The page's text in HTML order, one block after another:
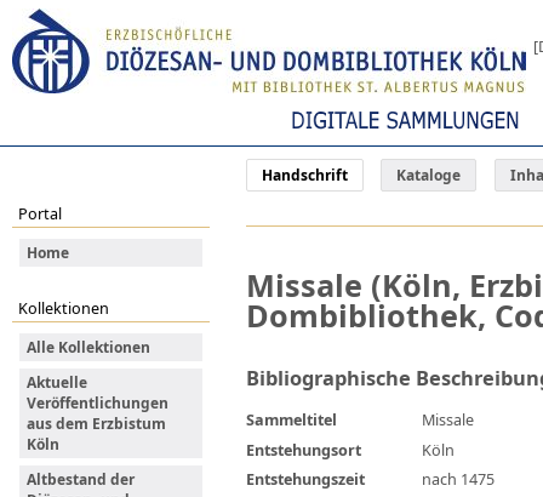
Handschrift Kataloge
Portal
Home
Kollektionen
Alle Kollektionen
Aktuelle
Veröffentlichungen
aus dem Erzbistum
Köln
Altbestand der
Missale (Köln,
Dombibliothek,
Bibliographische
Sammeltitel
Missale
Entstehungsort
Köln
Entstehungszeit
nach 1475